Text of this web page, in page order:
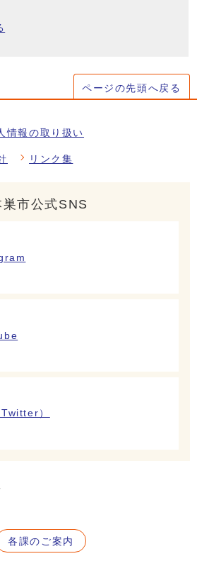
ページの先頭へ戻る
情報の取り扱い
リンク集
巣市公式SNS
）
各課のご案内